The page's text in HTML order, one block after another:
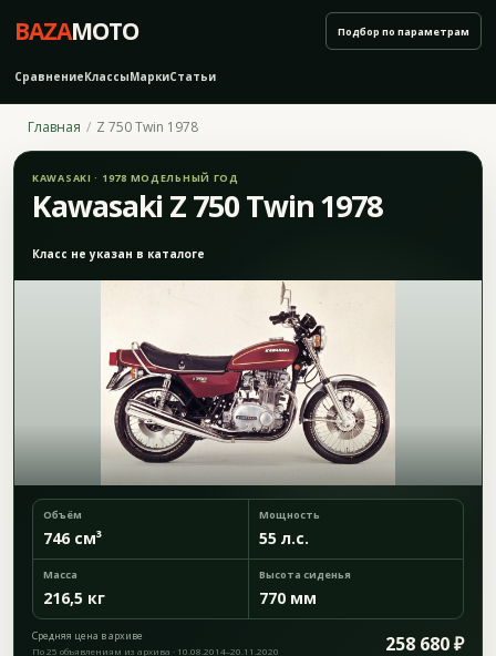
BAZAMOTO
СравнениеКлассыМаркиСтатьи
Подбор по параметрам
Главная Z 750 Twin 1978
KAWASAKI · 1978 МОДЕЛЬНЫЙ ГОД
Kawasaki Z 750 Twin 1978
Класс не указан в каталоге
Объём
746 см³
Мощность
55 л.с.
Масса
216,5 кг
Высота сиденья
770 мм
Средняя цена в архиве 258 680 ₽
По 25 объявлениям из архива · 10.08.2014–20.11.2020